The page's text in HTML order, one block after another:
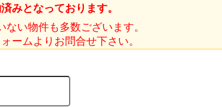
みとなっております。
い物件も多数ございます。
ームよりお問合せ下さい。